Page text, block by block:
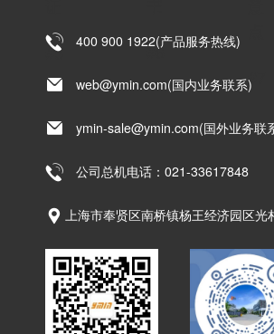
#5
#6
#7
400 900 1922(产品服务热线)
web@ymin.com(国内业务联系)
ymin-sale@ymin.com(国外业务联
公司总机电话：021-33617848
上海市奉贤区南桥镇杨王经济园区光